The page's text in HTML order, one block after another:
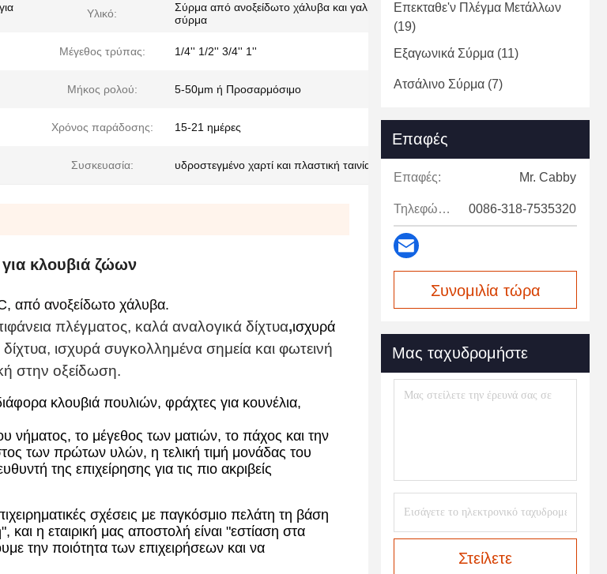
Υλικό:
Σύρμα από ανοξείδωτο χάλυβα και γαλβανισμένο σιδερένιο
σύρμα
Μέγεθος τρύπας: 1/4'' 1/2'' 3/4'' 1''
Μήκος ρολού: 5-50μm ή Προσαρμόσιμο
Χρόνος παράδοσης: 15-21 ημέρες
Συσκευασία: υδροστεγμένο χαρτί και πλαστική ταινία
κλουβιά ζώων
από ανοξείδωτο χάλυβα.
πλέγματος, καλά αναλογικά δίχτυα,ισχυρά
ισχυρά συγκολλημένα σημεία και φωτεινή
στην οξείδωση.
κλουβιά πουλιών, φράχτες για κουνέλια,
νήματος, το μέγεθος των ματιών, το πάχος και την
των πρώτων υλών, η τελική τιμή μονάδας του
της επιχείρησης για τις πιο ακριβείς
σχέσεις με παγκόσμιο πελάτη τη βάση
και η εταιρική μας αποστολή είναι "εστίαση στα
την ποιότητα των επιχειρήσεων και να
Επεκταθε'ν Πλέγμα Μετάλλων
(19)
Εξαγωνικά Σύρμα (11)
Ατσάλινο Σύρμα (7)
Επαφές
Επαφές: Mr. Cabby
Τηλεφώνημα: 0086-318-7535320
Συνομιλία τώρα
Μας ταχυδρομήστε
Στείλετε